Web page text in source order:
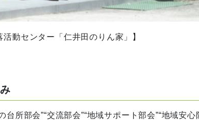
「仁井田のりん家」】
所部会”“交流部会”“地域サポート部会”“地域安心